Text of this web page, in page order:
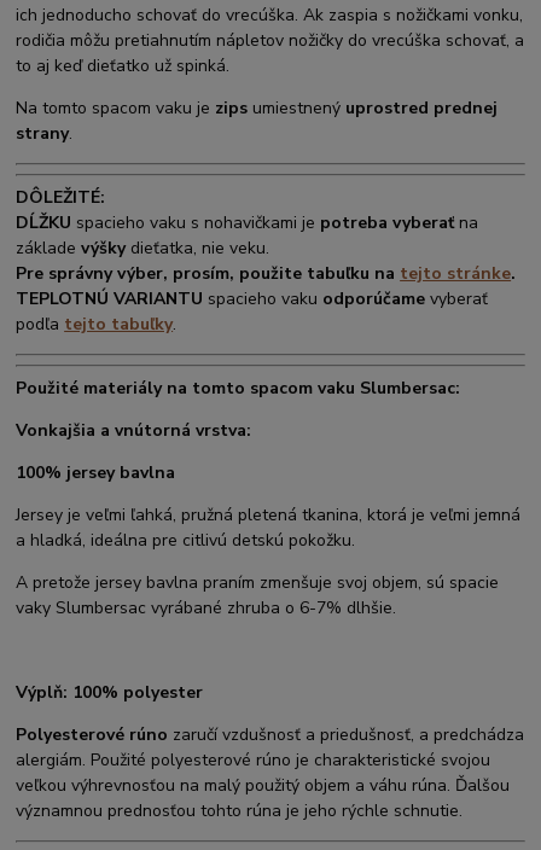
ich jednoducho schovať do vrecúška. Ak zaspia s nožičkami vonku,
rodičia môžu pretiahnutím nápletov nožičky do vrecúška schovať, a
to aj keď dieťatko už spinká.
Na tomto spacom vaku je zips umiestnený uprostred prednej
strany.
DÔLEŽITÉ:
DĹŽKU spacieho vaku s nohavičkami je potreba vyberať na
základevýšky dieťatka, nie veku.
Pre správny výber, prosím, použite tabuľku na tejto stránke.
TEPLOTNÚ VARIANTU spacieho vaku odporúčamevyberať
podľa tejto tabuľky.
Použité materiály na tomto spacom vaku Slumbersac:
Vonkajšia a vnútorná vrstva:
100% jersey bavlna
Jersey je veľmi ľahká, pružná pletená tkanina, ktorá je veľmi jemná
a hladká, ideálna pre citlivú detskú pokožku.
A pretože jersey bavlna praním zmenšuje svoj objem, sú spacie
vaky Slumbersac vyrábané zhruba o 6-7% dlhšie.
Výplň: 100% polyester
Polyesterové rúno zaručí vzdušnosť a priedušnosť, a predchádza
alergiám. Použité polyesterové rúno je charakteristické svojou
veľkou výhrevnosťou na malý použitý objem a váhu rúna. Ďalšou
významnou prednosťou tohto rúna je jeho rýchle schnutie.